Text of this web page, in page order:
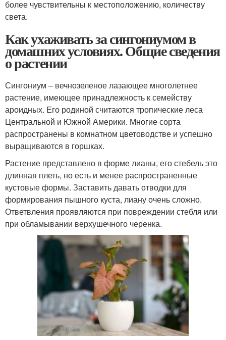
более чувствительны к местоположению, количеству
света.
Как ухаживать за сингониумом в
домашних условиях. Общие сведения
о растении
Сингониум – вечнозеленое лазающее многолетнее
растение, имеющее принадлежность к семейству
ароидных. Его родиной считаются тропические леса
Центральной и Южной Америки. Многие сорта
распространены в комнатном цветоводстве и успешно
выращиваются в горшках.
Растение представлено в форме лианы, его стебель это
длинная плеть, но есть и менее распространенные
кустовые формы. Заставить давать отводки для
формирования пышного куста, лиану очень сложно.
Ответвления проявляются при повреждении стебля или
при обламывании верхушечного черенка.